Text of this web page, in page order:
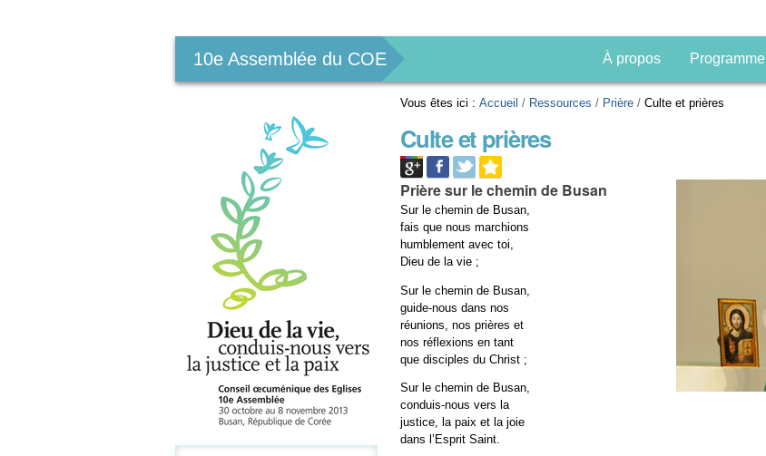
10e Assemblée du COE À propos Programme
Vous êtes ici : Accueil / Ressources / Prière /Culte et prières
Culte et prières
Prière sur le chemin de Busan
Sur le chemin de Busan,
fais que nous marchions
humblement avec toi,
Dieu de la vie ;
Sur le chemin de Busan,
guide-nous dans nos
réunions, nos prières et
nos réflexions en tant
que disciples du Christ ;
Sur le chemin de Busan,
conduis-nous vers la
justice, la paix et la joie
dans l’Esprit Saint.